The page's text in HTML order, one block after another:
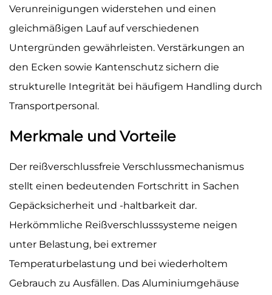
Verunreinigungen widerstehen und einen
gleichmäßigen Lauf auf verschiedenen
Untergründen gewährleisten. Verstärkungen an
den Ecken sowie Kantenschutz sichern die
strukturelle Integrität bei häufigem Handling durch
Transportpersonal.
Merkmale und Vorteile
Der reißverschlussfreie Verschlussmechanismus
stellt einen bedeutenden Fortschritt in Sachen
Gepäcksicherheit und -haltbarkeit dar.
Herkömmliche Reißverschlusssysteme neigen
unter Belastung, bei extremer
Temperaturbelastung und bei wiederholtem
Gebrauch zu Ausfällen. Das Aluminiumgehäuse